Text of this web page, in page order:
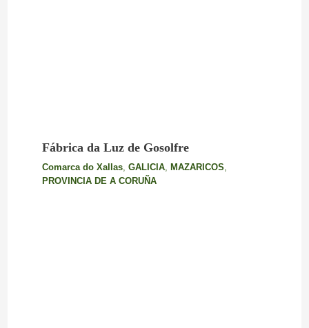
Fábrica da Luz de Gosolfre
Comarca do Xallas, GALICIA, MAZARICOS
PROVINCIA DE A CORUÑA